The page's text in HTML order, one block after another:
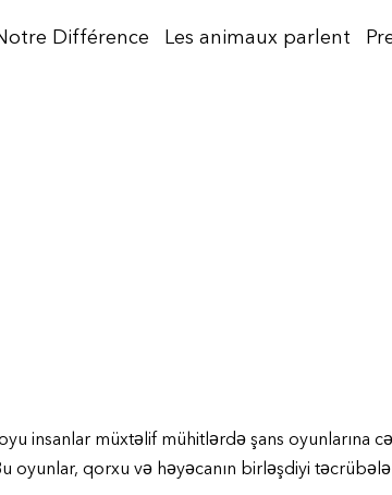
Différence Les animaux parlent
insanlar müxtəlif mühitlərdə şans oyunlarına
oyunlar, qorxu və həyəcanın birləşdiyi